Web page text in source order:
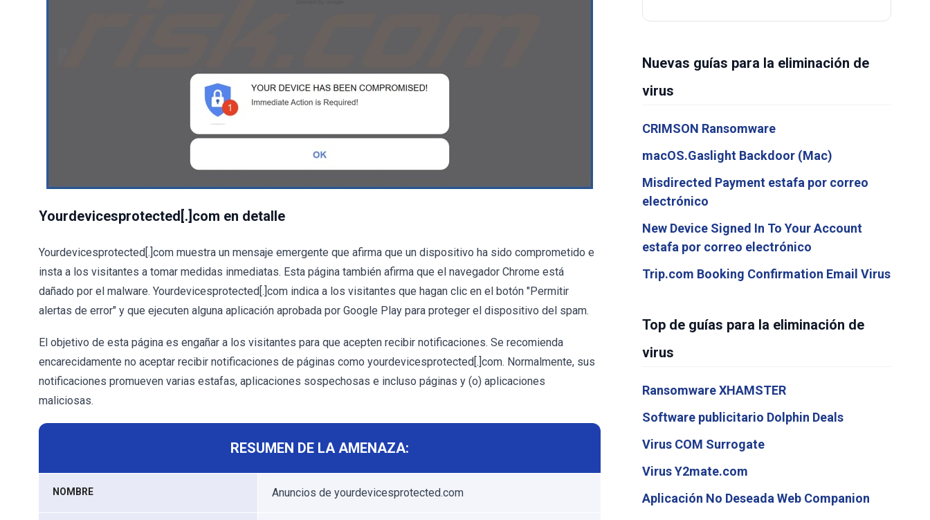
Yourdevicesprotected[.]com en detalle
Yourdevicesprotected[.]com muestra un mensaje emergente que afirma que un dispositivo ha sido comprometido e
insta a los visitantes a tomar medidas inmediatas. Esta página también afirma que el navegador Chrome está
dañado por el malware. Yourdevicesprotected[.]com indica a los visitantes que hagan clic en el botón "Permitir
alertas de error" y que ejecuten alguna aplicación aprobada por Google Play para proteger el dispositivo del spam.
El objetivo de esta página es engañar a los visitantes para que acepten recibir notificaciones. Se recomienda
encarecidamente no aceptar recibir notificaciones de páginas como yourdevicesprotected[.]com. Normalmente, sus
notificaciones promueven varias estafas, aplicaciones sospechosas e incluso páginas y (o) aplicaciones
maliciosas.
RESUMEN DE LA AMENAZA:
NOMBRE Anuncios de yourdevicesprotected.com
Nuevas guías para la eliminación de
virus
CRIMSON Ransomware
macOS.Gaslight Backdoor (Mac)
Misdirected Payment estafa por correo
electrónico
New Device Signed In To Your Account
estafa por correo electrónico
Trip.com Booking Confirmation Email Virus
Top de guías para la eliminación de
virus
Ransomware XHAMSTER
Software publicitario Dolphin Deals
Virus COM Surrogate
Virus Y2mate.com
Aplicación No Deseada Web Companion